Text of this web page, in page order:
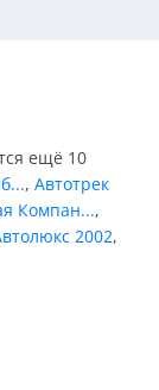
ещё 10
, Автотрек
Компан...,
2002,